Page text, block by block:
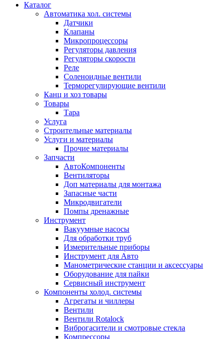
Каталог
Автоматика хол. системы
Датчики
Клапаны
Микропроцессоры
Регуляторы давления
Регуляторы скорости
Реле
Соленоидные вентили
Терморегулирующие вентили
Канц и хоз товары
Товары
Тара
Услуга
Строительные материалы
Услуги и материалы
Прочие материалы
Запчасти
АвтоКомпоненты
Вентиляторы
Доп материалы для монтажа
Запасные части
Микродвигатели
Помпы дренажные
Инструмент
Вакуумные насосы
Для обработки труб
Измерительные приборы
Инструмент для Авто
Манометрические станции и аксессуары
Оборудование для пайки
Сервисный инструмент
Компоненты холод. системы
Агрегаты и чиллеры
Вентили
Вентили Rotalock
Виброгасители и смотровые стекла
Компрессоры